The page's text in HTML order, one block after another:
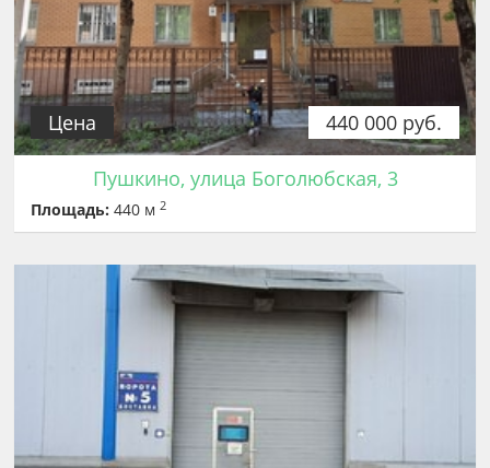
440 000 руб.
Цена
Пушкино, улица Боголюбская, 3
Площадь: 440 м2